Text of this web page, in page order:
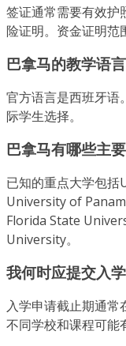
签证通常需要有效护
险证明。资金证明范
巴拿马的教学语
官方语言是西班牙语
际学生选择。
巴拿马有哪些主
已知的重点大学包
University of
Florida State
University。
我何时应提交入
入学申请截止期通常
不同学校和课程可能